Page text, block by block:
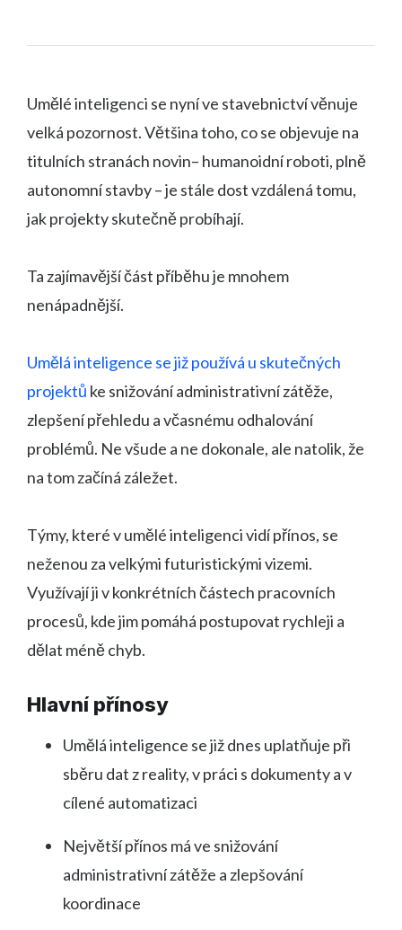
Umělé inteligenci se nyní ve stavebnictví věnuje
velká pozornost. Většina toho, co se objevuje na
titulních stranách novin– humanoidní roboti, plně
autonomní stavby – je stále dost vzdálená tomu,
jak projekty skutečně probíhají.
Ta zajímavější část příběhu je mnohem
nenápadnější.
Umělá inteligence se již používá u skutečných
projektů ke snižování administrativní zátěže,
zlepšení přehledu a včasnému odhalování
problémů. Ne všude a ne dokonale, ale natolik, že
na tom začíná záležet.
Týmy, které v umělé inteligenci vidí přínos, se
neženou za velkými futuristickými vizemi.
Využívají ji v konkrétních částech pracovních
procesů, kde jim pomáhá postupovat rychleji a
dělat méně chyb.
Hlavní přínosy
Umělá inteligence se již dnes uplatňuje při
sběru dat z reality, v práci s dokumenty a v
cílené automatizaci
Největší přínos má ve snižování
administrativní zátěže a zlepšování
koordinace